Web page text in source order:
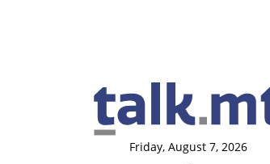
Friday, August 7, 2026